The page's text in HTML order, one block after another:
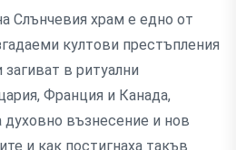
Слънчевия храм е едно от
култови престъпления
в ритуални
Франция и Канада,
възнесение и нов
и как постигнаха такъв